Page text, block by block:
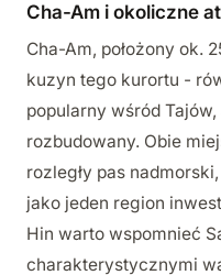
Cha-Am i okoliczne
Cha-Am, położony ok.
kuzyn tego kurortu -
popularny wśród
rozbudowany. Obie
rozległy pas
jako jeden region
Hin warto wspomnieć
charakterystycznymi